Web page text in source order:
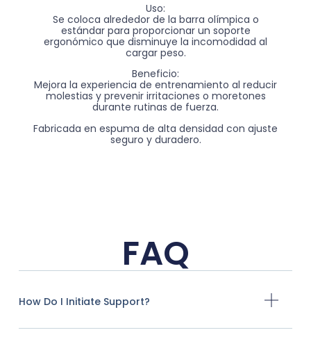
Uso:
Se coloca alrededor de la barra olímpica o
estándar para proporcionar un soporte
ergonómico que disminuye la incomodidad al
cargar peso.
Beneficio:
Mejora la experiencia de entrenamiento al reducir
molestias y prevenir irritaciones o moretones
durante rutinas de fuerza.
Fabricada en espuma de alta densidad con ajuste
seguro y duradero.
FAQ
How Do I Initiate Support?